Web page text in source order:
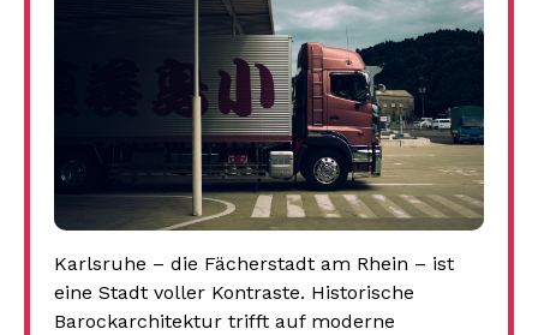
Karlsruhe – die Fächerstadt am Rhein – ist
eine Stadt voller Kontraste. Historische
Barockarchitektur trifft auf moderne